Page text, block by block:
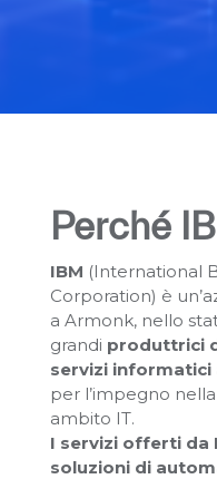
Perché
IBM (International
Corporation) è
a Armonk, nello
grandi produttrici
servizi informatici
per l’impegno
ambito IT.
I servizi offerti da
soluzioni di